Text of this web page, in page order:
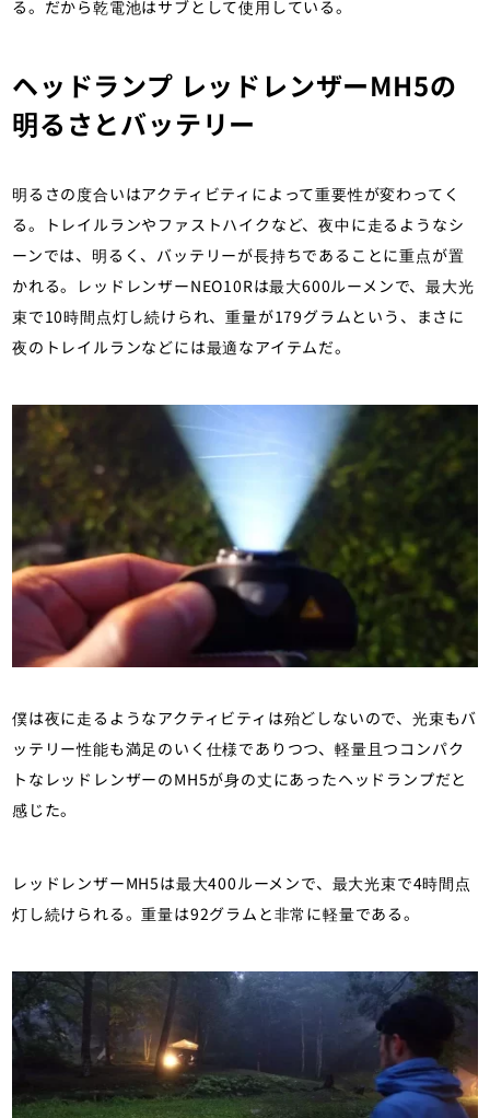
る。だから乾電池はサブとして使用している。
ヘッドランプ レッドレンザーMH5の
明るさとバッテリー
明るさの度合いはアクティビティによって重要性が変わってく
る。トレイルランやファストハイクなど、夜中に走るようなシ
ーンでは、明るく、バッテリーが長持ちであることに重点が置
かれる。レッドレンザーNEO10Rは最大600ルーメンで、最大光
束で10時間点灯し続けられ、重量が179グラムという、まさに
夜のトレイルランなどには最適なアイテムだ。
僕は夜に走るようなアクティビティは殆どしないので、光束もバ
ッテリー性能も満足のいく仕様でありつつ、軽量且つコンパク
トなレッドレンザーのMH5が身の丈にあったヘッドランプだと
感じた。
レッドレンザーMH5は最大400ルーメンで、最大光束で4時間点
灯し続けられる。重量は92グラムと非常に軽量である。